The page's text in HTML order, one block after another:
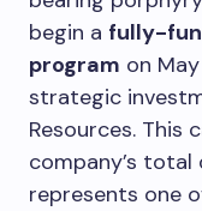
begin a fully-
program on
strategic
Resources. This
company’s
represents one